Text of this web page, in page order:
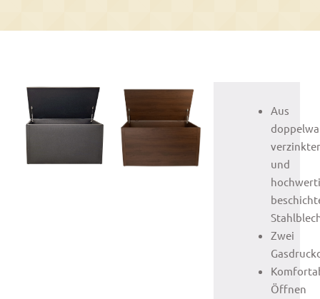
Aus
und
Zwei
Öffnen